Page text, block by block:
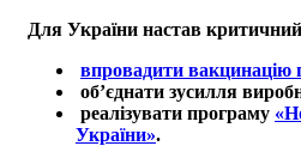
Для України настав
впровадити
об’єднати зусилля
реалізувати програму
України».